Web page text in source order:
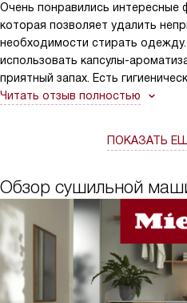
Очень понравились интересные
которая позволяет удалить
необходимости стирать
использовать капсулы-
приятный запах. Есть
уничтожается до 99,99%
машина может быть
фирмы задумались о замене
продукцию фирмы Miele. Часто
Есть возможность
программ для всех типов
барабана.
Читать отзыв полностью
ПОКАЗАТЬ
Обзор сушильной